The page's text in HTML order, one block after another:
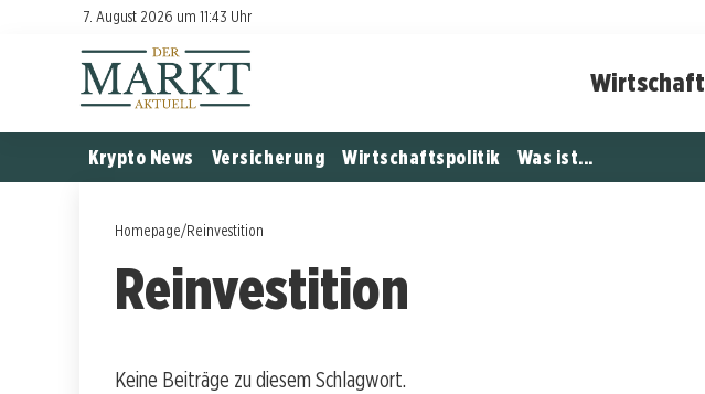
7. August 2026 um 11:43 Uhr
Wirtschaft
Krypto News Versicherung Wirtschaftspolitik Was ist...
Homepage/Reinvestition
Reinvestition
Keine Beiträge zu diesem Schlagwort.